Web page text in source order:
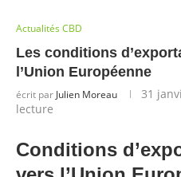
Actualités CBD
Les conditions
l’Union Européenne
écrit par Julien Moreau 31
lecture
Conditions